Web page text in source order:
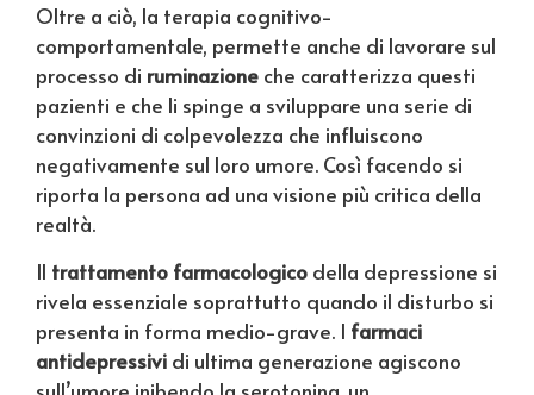
Oltre a ciò, la terapia cognitivo-
comportamentale, permette anche di lavorare sul
processo di ruminazione che caratterizza questi
pazienti e che li spinge a sviluppare una serie di
convinzioni di colpevolezza che influiscono
negativamente sul loro umore. Così facendo si
riporta la persona ad una visione più critica della
realtà.
Il trattamento farmacologico della depressione si
rivela essenziale soprattutto quando il disturbo si
presenta in forma medio-grave. I farmaci
antidepressivi di ultima generazione agiscono